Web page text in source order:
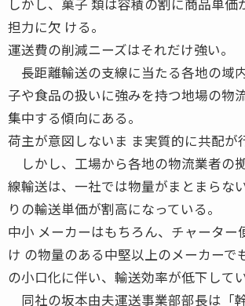
担力に欠 ける。
運送費の削減ニーズはそれだけ強い。
長距離輸送の支線に当たる各地の域
子や食品の扱いに強みを持つ地場の物
集中する傾向にある。
荷主が意図しないま ま実質的に共配が
しかし、工場から各地の物流業者の
線輸送は、一社では物量がまとまらな
りの輸送単価が割高になっている。
中小 メーカーはもちろん、チャーター
け の物量のある中堅以上のメーカーで
の小口化に伴い、輸送効率が低下して
同社の坂本由夫運送事業部部長は「